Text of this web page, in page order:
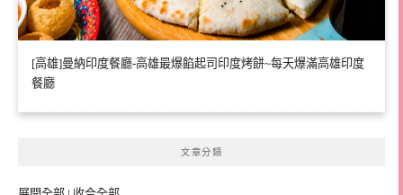
[高雄]曼納印度餐廳-高雄最爆餡起司印度烤餅~每天爆滿高雄印度
餐廳
文章分類